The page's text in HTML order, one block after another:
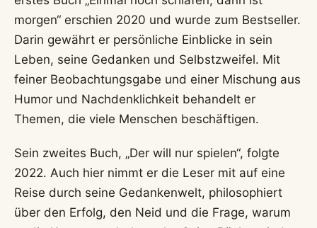
Programme wie „Gott & Söhne“ (2015) und sein
erstes Soloprogramm „Goldfisch“ (2020).
Im Jahr 2026 istManuel Rubeygemeinsam mit
dem Schauspieler Simon Schwarz auf Tour. Ihr
aktuelles Programm heißt „Das Restaurant“ und
erfreut sich großer Beliebtheit. Die beiden
gemeinsam vor der Kamera standen, beweisen
auch auf der Bühne eine besondere Chemie.
Zudem ist für Herbst 2026 ein neues Programm
mit dem Arbeitstitel „LIEBE“ geplant. Für Fans des